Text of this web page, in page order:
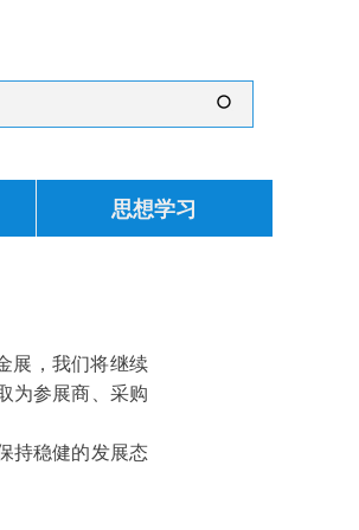
思想学习
ꄙ
展，我们将继续
为参展商、采购
持稳健的发展态